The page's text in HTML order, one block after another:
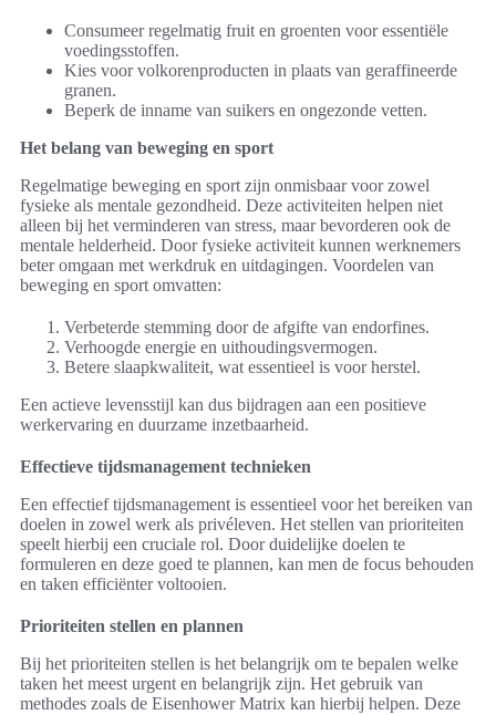
Consumeer regelmatig fruit en groenten voor essentiële
voedingsstoffen.
Kies voor volkorenproducten in plaats van geraffineerde
granen.
Beperk de inname van suikers en ongezonde vetten.
Het belang van beweging en sport
Regelmatige beweging en sport zijn onmisbaar voor zowel
fysieke als mentale gezondheid. Deze activiteiten helpen niet
alleen bij het verminderen van stress, maar bevorderen ook de
mentale helderheid. Door fysieke activiteit kunnen werknemers
beter omgaan met werkdruk en uitdagingen. Voordelen van
beweging en sport omvatten:
Verbeterde stemming door de afgifte van endorfines.
Verhoogde energie en uithoudingsvermogen.
Betere slaapkwaliteit, wat essentieel is voor herstel.
Een actieve levensstijl kan dus bijdragen aan een positieve
werkervaring en duurzame inzetbaarheid.
Effectieve tijdsmanagement technieken
Een effectief tijdsmanagement is essentieel voor het bereiken van
doelen in zowel werk als privéleven. Het stellen van prioriteiten
speelt hierbij een cruciale rol. Door duidelijke doelen te
formuleren en deze goed te plannen, kan men de focus behouden
en taken efficiënter voltooien.
Prioriteiten stellen en plannen
Bij het prioriteiten stellen is het belangrijk om te bepalen welke
taken het meest urgent en belangrijk zijn. Het gebruik van
methodes zoals de Eisenhower Matrix kan hierbij helpen. Deze